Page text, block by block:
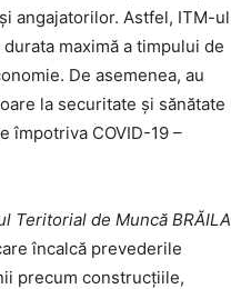
angajatorilor. Astfel, ITM-ul
maximă a timpului de
De asemenea, au
la securitate și sănătate
împotriva COVID-19 –
Teritorial de Muncă BRĂILA
încalcă prevederile
precum construcțiile,